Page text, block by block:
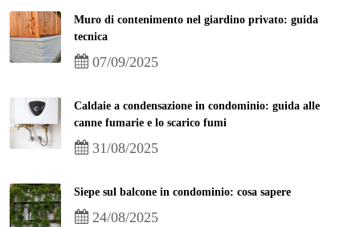
Muro di contenimento nel giardino privato: guida
tecnica
07/09/2025
Caldaie a condensazione in condominio: guida alle
canne fumarie e lo scarico fumi
31/08/2025
Siepe sul balcone in condominio: cosa sapere
24/08/2025